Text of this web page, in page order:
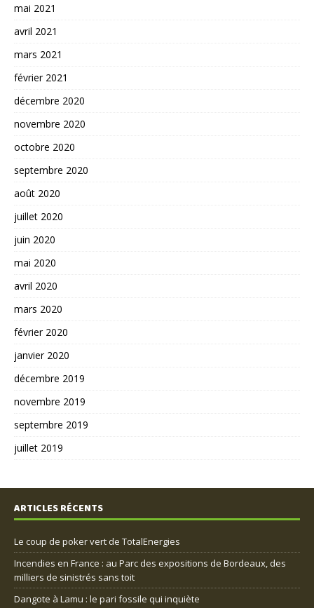
mai 2021
avril 2021
mars 2021
février 2021
décembre 2020
novembre 2020
octobre 2020
septembre 2020
août 2020
juillet 2020
juin 2020
mai 2020
avril 2020
mars 2020
février 2020
janvier 2020
décembre 2019
novembre 2019
septembre 2019
juillet 2019
ARTICLES RÉCENTS
Le coup de poker vert de TotalEnergies
Incendies en France : au Parc des expositions de Bordeaux, des
milliers de sinistrés sans toit
Dangote à Lamu : le pari fossile qui inquiète